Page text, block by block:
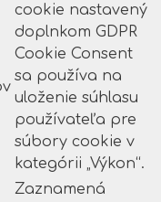
cookie nastavený
doplnkom GDPR
Cookie Consent
sa používa na
uloženie súhlasu
používateľa pre
súbory cookie v
kategórii „Výkon“.
Zaznamená